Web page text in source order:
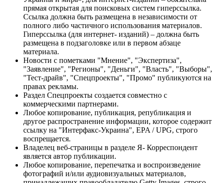
прямая открытая для поисковых систем гиперссылка.
Ссылка должна быть размещена в независимости от
полного либо частичного использования материалов.
Гиперссылка (для интернет- изданий) – должна быть
размещена в подзаголовке или в первом абзаце
материала.
Новости с пометками "Мнение", "Экспертиза",
"Заявление", "Регионы", "Деньги", "Власть", "Выборы",
"Тест-драйв", "Спецпроекты", "Промо" публикуются на
правах рекламы.
Раздел Спецпроекты создается совместно с
коммерческими партнерами.
Любое копирование, публикация, републикация и
другое распространение информации, которое содержит
ссылку на "Интерфакс-Украина", EPA / UPG, строго
воспрещается.
Владелец веб-страницы в разделе Я- Корреспондент
является автор публикации.
Любое копирование, перепечатка и воспроизведение
фотографий и/или аудиовизуальных материалов,